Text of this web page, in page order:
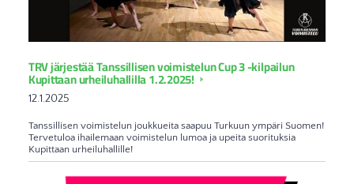
TRV järjestää Tanssillisen voimistelun Cup 3 -kilpailun
Kupittaan urheiluhallilla 1.2.2025!
12.1.2025
Tanssillisen voimistelun joukkueita saapuu Turkuun ympäri Suomen!
Tervetuloa ihailemaan voimistelun lumoa ja upeita suorituksia
Kupittaan urheiluhallille!